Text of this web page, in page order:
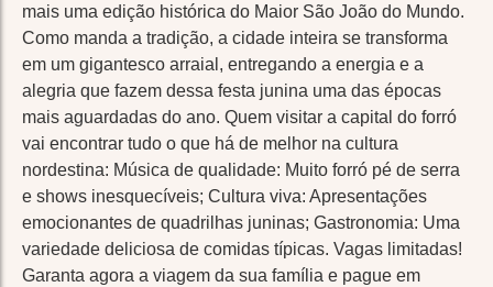
mais uma edição histórica do Maior São João do Mundo.
Como manda a tradição, a cidade inteira se transforma
em um gigantesco arraial, entregando a energia e a
alegria que fazem dessa festa junina uma das épocas
mais aguardadas do ano. Quem visitar a capital do forró
vai encontrar tudo o que há de melhor na cultura
nordestina: Música de qualidade: Muito forró pé de serra
e shows inesquecíveis; Cultura viva: Apresentações
emocionantes de quadrilhas juninas; Gastronomia: Uma
variedade deliciosa de comidas típicas. Vagas limitadas!
Garanta agora a viagem da sua família e pague em